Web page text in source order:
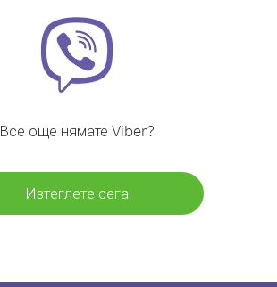
Все още нямате Viber?
Изтеглете сега